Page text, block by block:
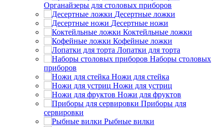
Органайзеры для столовых приборов
Десертные ложки
Десертные ножи
Коктейльные ложки
Кофейные ложки
Лопатки для торта
Наборы столовых
приборов
Ножи для стейка
Ножи для устриц
Ножи для фруктов
Приборы для
сервировки
Рыбные вилки